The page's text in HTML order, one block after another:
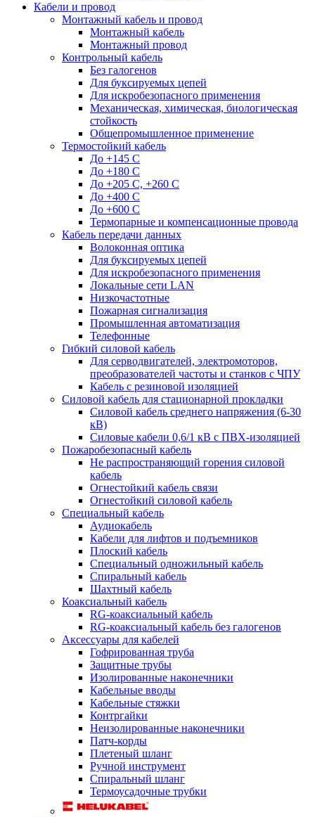
Кабели и провод
Монтажный кабель и провод
Монтажный кабель
Монтажный провод
Контрольный кабель
Без галогенов
Для буксируемых цепей
Для искробезопасного применения
Механическая, химическая, биологическая
стойкость
Общепромышленное применение
Термостойкий кабель
До +145 С
До +180 C
До +205 С, +260 С
До +400 C
До +600 С
Термопарные и компенсационные провода
Кабель передачи данных
Волоконная оптика
Для буксируемых цепей
Для искробезопасного применения
Локальные сети LAN
Низкочастотные
Пожарная сигнализация
Промышленная автоматизация
Телефонные
Гибкий силовой кабель
Для серводвигателей, электромоторов,
преобразователей частоты и станков с ЧПУ
Кабель с резиновой изоляцией
Силовой кабель для стационарной прокладки
Силовой кабель среднего напряжения (6-30
кВ)
Силовые кабели 0,6/1 кВ с ПВХ-изоляцией
Пожаробезопасный кабель
Не распространяющий горения силовой
кабель
Огнестойкий кабель связи
Огнестойкий силовой кабель
Специальный кабель
Аудиокабель
Кабели для лифтов и подъемников
Плоский кабель
Специальный одножильный кабель
Спиральный кабель
Шахтный кабель
Коаксиальный кабель
RG-коаксиальный кабель
RG-коаксиальный кабель без галогенов
Аксессуары для кабелей
Гофрированная труба
Защитные трубы
Изолированные наконечники
Кабельные вводы
Кабельные стяжки
Контргайки
Неизолированные наконечники
Патч-корды
Плетеный шланг
Ручной инструмент
Спиральный шланг
Термоусадочные трубки